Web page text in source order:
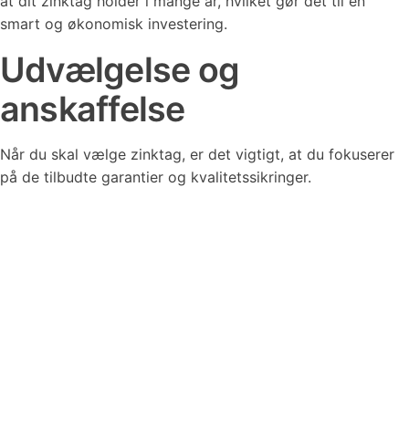
smart og økonomisk investering.
Udvælgelse og
anskaffelse
Når du skal vælge zinktag, er det vigtigt, at du fokuserer
på de tilbudte garantier og kvalitetssikringer.